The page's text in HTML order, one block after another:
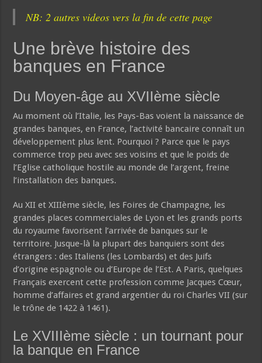
NB: 2 autres videos vers la fin de cette page
Une brève histoire des
banques en France
Du Moyen-âge au XVIIème siècle
Au moment où l’Italie, les Pays-Bas voient la naissance de
grandes banques, en France, l’activité bancaire connaît un
développement plus lent. Pourquoi ? Parce que le pays
commerce trop peu avec ses voisins et que le poids de
l’Eglise catholique hostile au monde de l’argent, freine
l’installation des banques.
Au XII et XIIIème siècle, les Foires de Champagne, les
grandes places commerciales de Lyon et les grands ports
du royaume favorisent l’arrivée de banques sur le
territoire. Jusque-là la plupart des banquiers sont des
étrangers : des Italiens (les Lombards) et des Juifs
d’origine espagnole ou d’Europe de l’Est. A Paris, quelques
Français exercent cette profession comme Jacques Cœur,
homme d’affaires et grand argentier du roi Charles VII (sur
le trône de 1422 à 1461).
Le XVIIIème siècle : un tournant pour
la banque en France